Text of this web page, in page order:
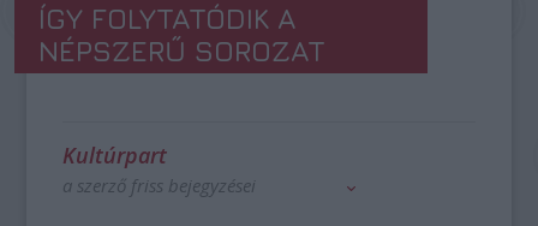
ÍGY FOLYTATÓDIK A
NÉPSZERŰ SOROZAT
Kultúrpart
a szerző friss bejegyzései